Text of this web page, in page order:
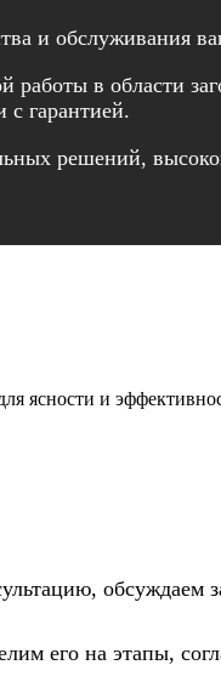
и обслуживания
работы в области
с гарантией.
решений,
ясности и
обсуждаем
его на этапы,